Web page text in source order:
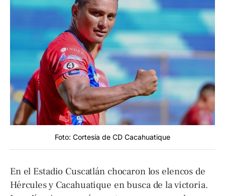
Foto: Cortesía de CD Cacahuatique
En el Estadio Cuscatlán chocaron los elencos de
Hércules y Cacahuatique en busca de la victoria.